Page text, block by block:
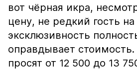
вот чёрная икра,
цену, не редкий гость
эксклюзивность
оправдывает
просят от 12 500 до 13